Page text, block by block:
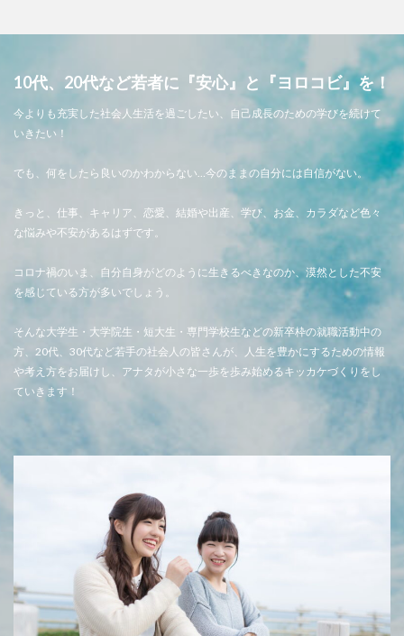
10代、20代など若者に『安心』と『ヨロコビ』を！
今よりも充実した社会人生活を過ごしたい、自己成長のための学びを続けて
いきたい！
でも、何をしたら良いのかわからない…今のままの自分には自信がない。
きっと、仕事、キャリア、恋愛、結婚や出産、学び、お金、カラダなど色々
な悩みや不安があるはずです。
コロナ禍のいま、自分自身がどのように生きるべきなのか、漠然とした不安
を感じている方が多いでしょう。
そんな大学生・大学院生・短大生・専門学校生などの新卒枠の就職活動中の
方、20代、30代など若手の社会人の皆さんが、人生を豊かにするための情報
や考え方をお届けし、アナタが小さな一歩を歩み始めるキッカケづくりをし
ていきます！